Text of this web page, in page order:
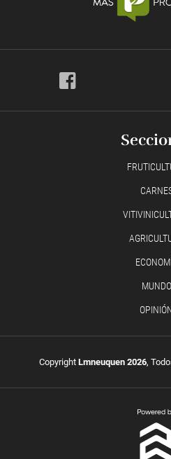
MUNDO
Copyright Lmneuquen 2026,